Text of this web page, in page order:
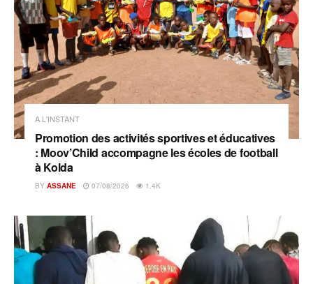
A L'INSTANT
Promotion des activités sportives et éducatives
: Moov’Child accompagne les écoles de football
à Kolda
BY ASSANE 07/08/2026 1.4K